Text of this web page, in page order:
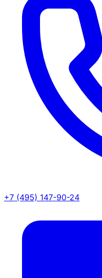
+7 (495) 147-90-24